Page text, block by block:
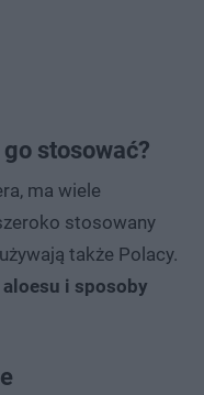
stosować?
ma wiele
stosowany
także Polacy.
i sposoby